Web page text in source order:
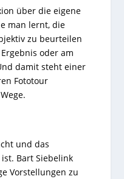
über die eigene
man lernt, die
zu beurteilen
oder am
damit steht einer
Fototour
und das
Bart Siebelink
Vorstellungen zu